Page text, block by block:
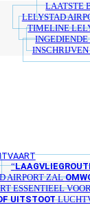
LAATSTE
LELYSTAD
TIMELINE
“
AIRPORT ZAL
ESSENTIEEL
UITSTOOT